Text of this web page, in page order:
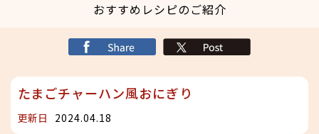
おすすめレシピのご紹介
たまごチャーハン風おにぎり
更新日 2024.04.18